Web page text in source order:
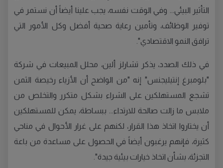
التأثير البيئي... وفي الوقت نفسه، يجب علينا أيضاً أن نستمر في
توفير الوظائف، وتأمين رعاية صحية أفضل وكل الأمور التي
ترافق النمو الاقتصادي".
في ذلك الصدد، يذكر تشارلز ألين، محلل المبيعات في شركة
"بلومبرغ إنتيليجنس" إنه "من الواضح أن الأزياء رخيصة الثمن
تشجع المستهلكين على الشراء بشكل متكرر والتخلص من
ملابس ما زالت صالحة للارتداء... ببساطة، يمكن للمستهلكين
أن يختاروا اتخاذ هذا القرار، لكنهم على غرار الأحوال في مناحي
كثيرة، فإنهم يرغبون أيضاً في الحصول على مساعدة من باعة
التجزئة، بشأن اتخاذ خيارات بيئية جيدة".